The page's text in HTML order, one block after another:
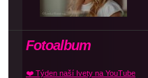
Fotoalbum
❤️ Týden naší Ivety na YouTube